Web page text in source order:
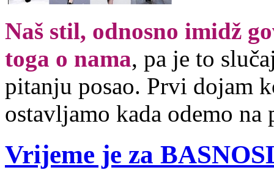
Naš stil, odnosno imidž
toga o nama, pa je to
pitanju posao. Prvi dojam
ostavljamo kada odemo na
Vrijeme je za